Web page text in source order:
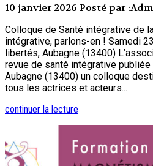
10 janvier 2026 Posté par
Colloque de Santé intégrative de
intégrative, parlons-en ! Samedi
libertés, Aubagne (13400)
revue de santé intégrative publiée
Aubagne (13400) un colloque
tous les actrices et acteurs...
continuer la lecture